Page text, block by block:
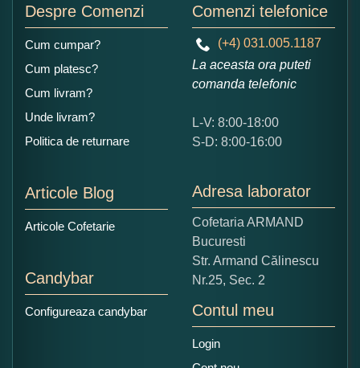
Despre Comenzi
Cum cumpar?
Cum platesc?
Cum livram?
Unde livram?
Politica de returnare
Articole Blog
Articole Cofetarie
Candybar
Configureaza candybar
Comenzi telefonice
(+4) 031.005.1187
La aceasta ora puteti
comanda telefonic
L-V: 8:00-18:00
S-D: 8:00-16:00
Adresa laborator
Cofetaria ARMAND
Bucuresti
Str. Armand Călinescu
Nr.25, Sec. 2
Contul meu
Login